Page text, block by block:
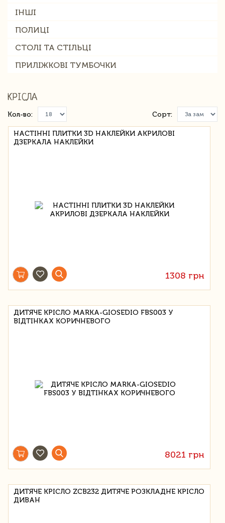
ІНШІ
ПОЛИЦІ
СТОЛІ ТА СТІЛЬЦІ
ПРИЛІЖКОВІ ТУМБОЧКИ
КРІСЛА
Кол-во: Сорт:
НАСТІННІ ПЛИТКИ 3D НАКЛЕЙКИ АКРИЛОВІ
ДЗЕРКАЛА НАКЛЕЙКИ
1308 грн
ДИТЯЧЕ КРІСЛО MARKA-GIOSEDIO FBS003 У
ВІДТІНКАХ КОРИЧНЕВОГО
8021 грн
ДИТЯЧЕ КРІСЛО ZCB232 ДИТЯЧЕ РОЗКЛАДНЕ КРІСЛО
ДИВАН